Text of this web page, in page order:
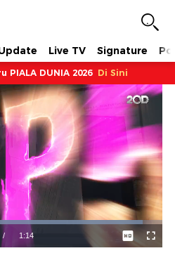
Live TV Signature
PIALA DUNIA 2026 Di Sini
/ Durasi
1:14
Dimuat:
93.23%